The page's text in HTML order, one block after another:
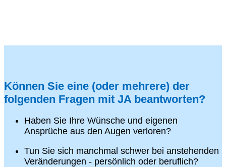
Können Sie eine (oder mehrere) der
folgenden Fragen mit JA beantworten?
Haben Sie Ihre Wünsche und eigenen
Ansprüche aus den Augen verloren?
Tun Sie sich manchmal schwer bei anstehenden
Veränderungen - persönlich oder beruflich?